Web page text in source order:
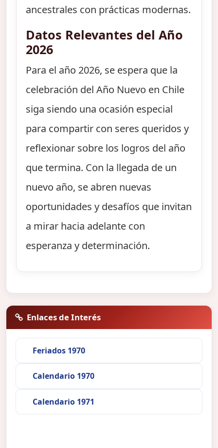
ancestrales con prácticas modernas.
Datos Relevantes del Año
2026
Para el año 2026, se espera que la
celebración del Año Nuevo en Chile
siga siendo una ocasión especial
para compartir con seres queridos y
reflexionar sobre los logros del año
que termina. Con la llegada de un
nuevo año, se abren nuevas
oportunidades y desafíos que invitan
a mirar hacia adelante con
esperanza y determinación.
Enlaces de Interés
Feriados 1970
Calendario 1970
Calendario 1971